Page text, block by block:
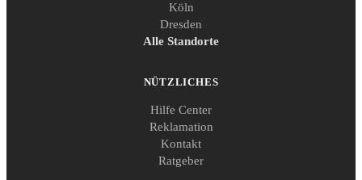
Köln
Dresden
Alle Standorte
NÜTZLICHES
Hilfe Center
Reklamation
Kontakt
Ratgeber